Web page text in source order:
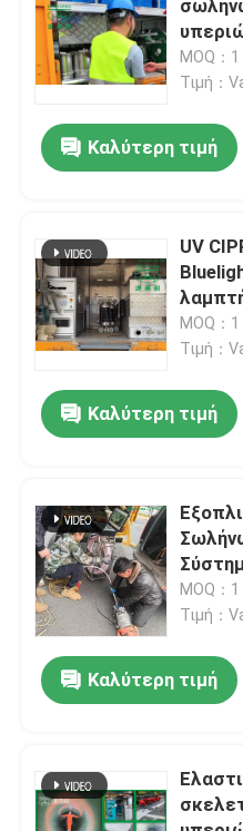
Προϊόντα
Περίπου εμείς
Γύρος εργοστασίων
Μας ελάτε σε επαφή με
Ειδήσεις
Ζητήστε ένα απόσπασμα
UV θεραπευμένο CIPP
MOQ：
Τιμή：
Καλύτερη τιμή
UV
τον
MOQ：
Τιμή：
Καλύτερη τιμή
LED
MOQ：
Τιμή：
Καλύτερη τιμή